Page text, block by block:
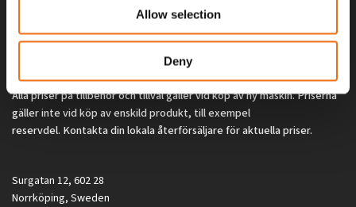
Allow selection
Deny
Alla priser på tillbehör och tillval gäller vid köp av ny maskin. Priserna
gäller inte vid köp av enskild produkt, till exempel
reservdel. Kontakta din lokala återförsäljare för aktuella priser.
Surgatan 12, 602 28
Norrköping, Sweden